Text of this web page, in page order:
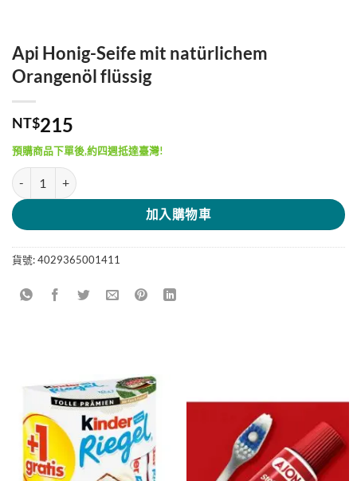
Api Honig-Seife mit natürlichem
Orangenöl flüssig
NT$215
預購商品下單後,約四週抵達臺灣!
Api Honig-Seife mit natürlichem Orangenöl flüssig 數量
加入購物車
貨號:4029365001411